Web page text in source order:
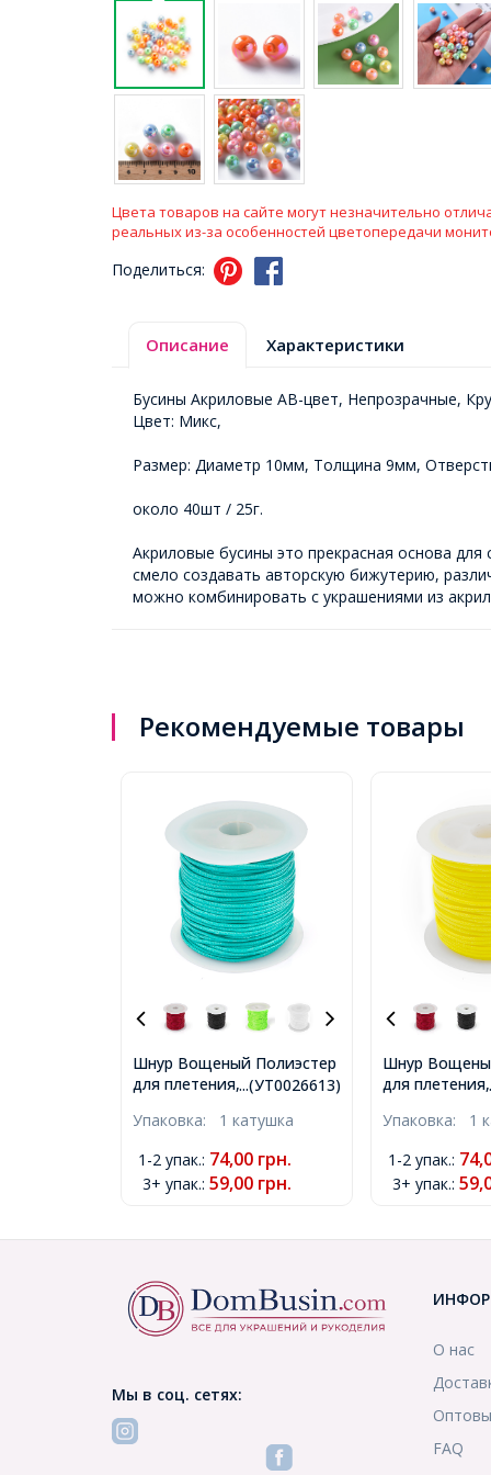
Цвета товаров на сайте могут незначительно
реальных из-за особенностей цветопередачи
Поделиться:
Описание Характеристики
Бусины Акриловые АВ-цвет, Непрозрачные,
Цвет: Микс,
Размер: Диаметр 10мм, Толщина 9мм,
около 40шт / 25г.
Акриловые бусины это прекрасная основа
смело создавать авторскую бижутерию,
можно комбинировать с украшениями из
Рекомендуемые товары
...(УТ0026613)
Шнур Вощеный Полиэстер
для плетения, Макраме и
1мм, около 10м/катушка,
Упаковка: 1 катушка
1-2 упак.: 74,00 грн.
3+ упак.: 59,00 грн.
Шнур
для
около 10м/
Упаковка: 1
1-2 упак.:
3+ упак.:
Мы в соц. сетях:
О нас
FAQ